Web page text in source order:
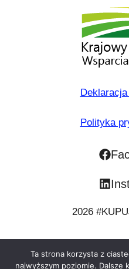
Polityka
2026
Ta strona korzysta z
najwyższym poziomie. Dalsze